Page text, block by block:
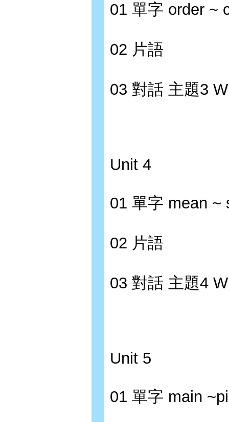
01 單字 order ~
02 片語
03 對話 主題3
Unit 4
01 單字 mean ~
02 片語
03 對話 主題4
Unit 5
01 單字 main